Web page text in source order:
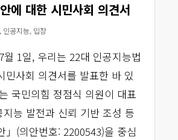
에 대한 시민사회 의견서
, 인공지능, 입장
월 1일, 우리는 22대 인공지능법
민사회 의견서를 발표한 바 있
국민의힘 정점식 의원이 대표
지능 발전과 신뢰 기반 조성 등
」(의안번호: 2200543)을 중심